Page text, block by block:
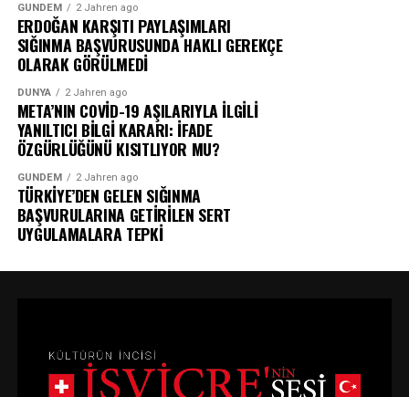
GÜNDEM 2 Jahren ago
ERDOĞAN KARŞITI PAYLAŞIMLARI
SIĞINMA BAŞVURUSUNDA HAKLI GEREKÇE
OLARAK GÖRÜLMEDİ
DÜNYA 2 Jahren ago
META’NIN COVİD-19 AŞILARIYLA İLGİLİ
YANILTICI BİLGİ KARARI: İFADE
ÖZGÜRLÜĞÜNÜ KISITLIYOR MU?
GÜNDEM 2 Jahren ago
TÜRKİYE’DEN GELEN SIĞINMA
BAŞVURULARINA GETİRİLEN SERT
UYGULAMALARA TEPKİ